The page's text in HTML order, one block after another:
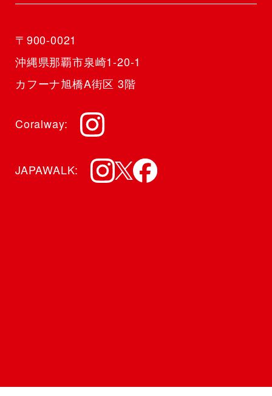
〒900-0021
沖縄県那覇市泉崎1-20-1
カフーナ旭橋A街区 3階
Coralway
JAPAWALK